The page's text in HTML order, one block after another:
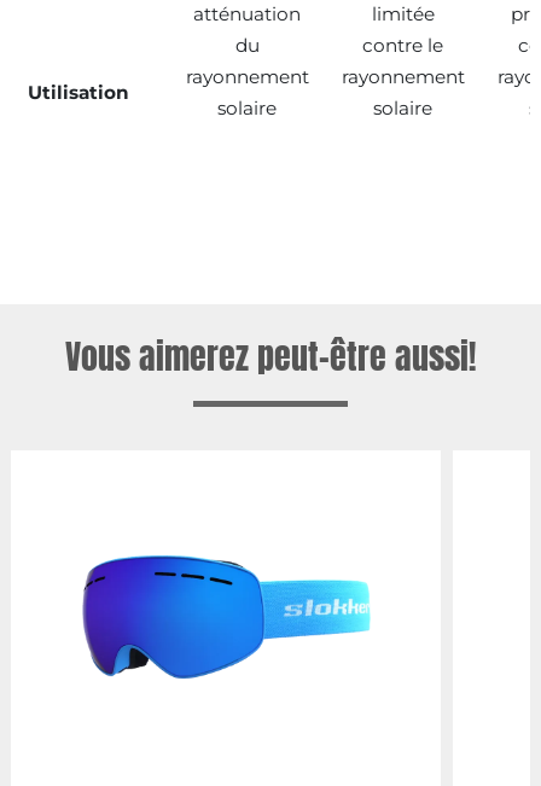
Utilisation
atténuation
du
rayonnement
solaire
limitée
contre le
rayonnement
solaire
Vous aimerez peut-être aussi!